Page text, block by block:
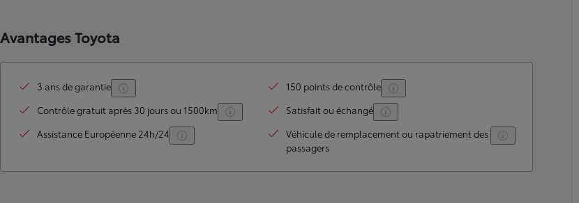
TOYOTA C-HR
Disponible rapidement
Avantages Toyota
3 ans de garantie
150 points de contrôle
Contrôle gratuit après 30 jours ou 1500km
Satisfait ou échangé
Assistance Européenne 24h/24
Véhicule de remplacement ou rapatriement des
passagers